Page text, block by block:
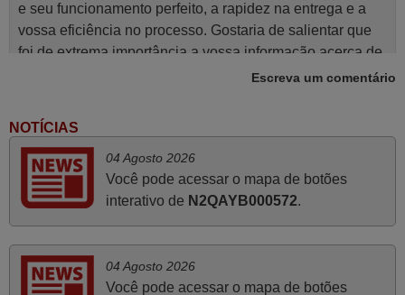
e seu funcionamento perfeito, a rapidez na entrega e a
vossa eficiência no processo. Gostaria de salientar que
foi de extrema importância a vossa informação acerca de
como usar o comando sem usar por marca mas
tinha explicado como funcionar. Apenas diziam que
tinham comandos universais mas podiam não funcionar.
Muito obrigada.
Escreva um comentário
NOTÍCIAS
04 Agosto 2026
Você pode acessar o mapa de botões
interativo de N2QAYB000572.
04 Agosto 2026
Você pode acessar o mapa de botões